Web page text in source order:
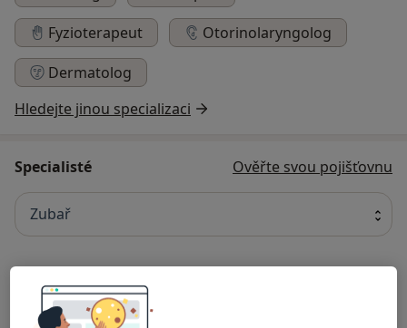
Fyzioterapeut
Otorinolaryngolog
Dermatolog
Hledejte jinou specializaci
Specialisté Ověřte svou pojišťovnu
Zubař
MUDr. Dana Aliová
Zubař